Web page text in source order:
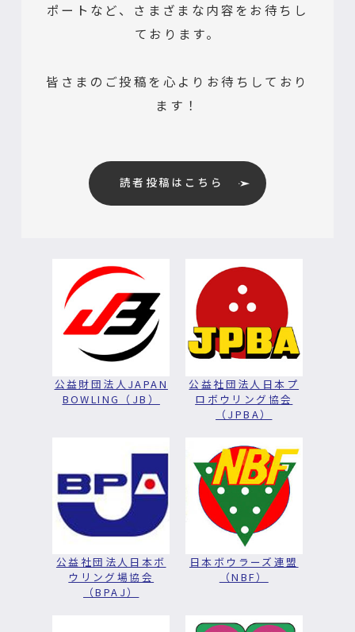
ポートなど、さまざまな内容をお待ちし
ております。
皆さまのご投稿を心よりお待ちしており
ます！
読者投稿はこちら
公益財団法人JAPAN
BOWLING（JB）
公益社団法人日本プ
ロボウリング協会
（JPBA）
公益社団法人日本ボ
ウリング場協会
（BPAJ）
日本ボウラーズ連盟
（NBF）